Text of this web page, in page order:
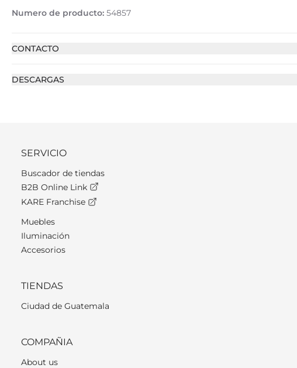
Numero de producto: 54857
CONTACTO
DESCARGAS
SERVICIO
Buscador de tiendas
B2B Online Link
KARE Franchise
Muebles
Iluminación
Accesorios
TIENDAS
Ciudad de Guatemala
COMPAÑIA
About us